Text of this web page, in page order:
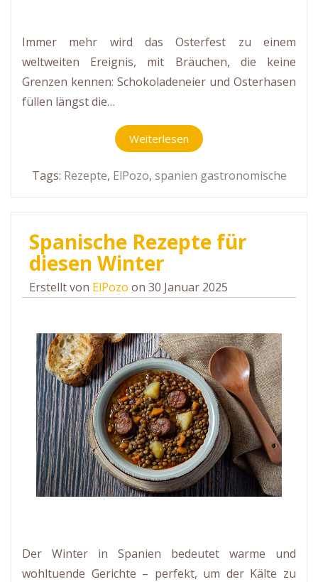
Immer mehr wird das Osterfest zu einem
weltweiten Ereignis, mit Bräuchen, die keine
Grenzen kennen: Schokoladeneier und Osterhasen
füllen längst die…
Weiterlesen
Tags: Rezepte, ElPozo, spanien gastronomische
Spanische Rezepte für
diesen Winter
Erstellt von ElPozo on 30 Januar 2025
Der Winter in Spanien bedeutet warme und
wohltuende Gerichte – perfekt, um der Kälte zu